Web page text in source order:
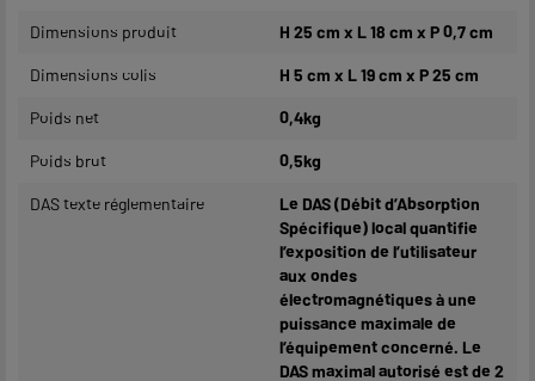
Dimensions produit H 25 cm x L 18 cm x P 0,7 cm
Dimensions colis H 5 cm x L 19 cm x P 25 cm
Poids net 0,4kg
Poids brut 0,5kg
DAS texte réglementaire
Le DAS (Débit d’Absorption
Spécifique) local quantifie
l’exposition de l’utilisateur
aux ondes
électromagnétiques à une
puissance maximale de
l’équipement concerné. Le
DAS maximal autorisé est de 2